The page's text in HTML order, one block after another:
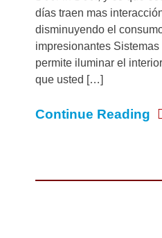
días traen mas
disminuyendo el
impresionantes
permite iluminar el
que usted […]
Continue Reading